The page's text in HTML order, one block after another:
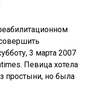
3 марта 2007
Певица хотела
простыни, но была